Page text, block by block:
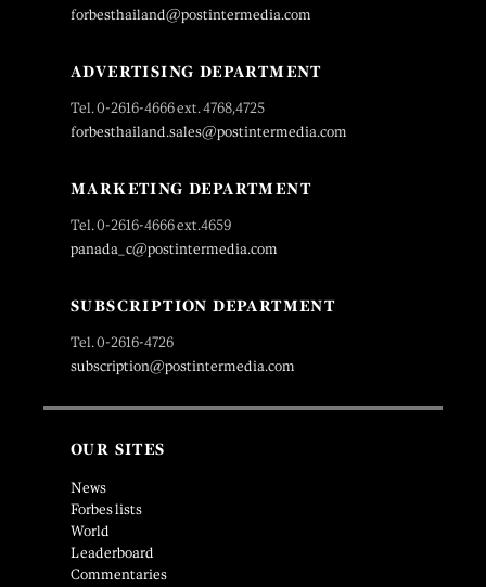
forbesthailand@postintermedia.com
ADVERTISING DEPARTMENT
Tel. 0-2616-4666 ext. 4768,4725
forbesthailand.sales@postintermedia.com
MARKETING DEPARTMENT
Tel. 0-2616-4666 ext.4659
panada_c@postintermedia.com
SUBSCRIPTION DEPARTMENT
Tel. 0-2616-4726
subscription@postintermedia.com
OUR SITES
News
Forbes lists
World
Leaderboard
Commentaries